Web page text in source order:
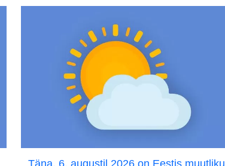
Täna, 6. augustil 2026 on Eestis muutliku